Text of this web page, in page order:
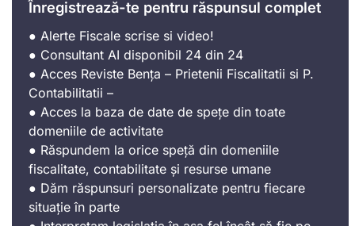
Înregistrează-te pentru răspunsul complet
● Alerte Fiscale scrise si video!
● Consultant AI disponibil 24 din 24
● Acces Reviste Bența – Prietenii Fiscalitatii si P.
Contabilitatii –
● Acces la baza de date de spețe din toate
domeniile de activitate
● Răspundem la orice speță din domeniile
fiscalitate, contabilitate și resurse umane
● Dăm răspunsuri personalizate pentru fiecare
situație în parte